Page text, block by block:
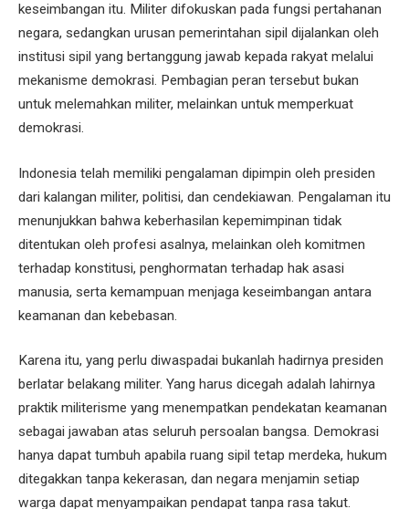
keseimbangan itu. Militer difokuskan pada fungsi pertahanan
negara, sedangkan urusan pemerintahan sipil dijalankan oleh
institusi sipil yang bertanggung jawab kepada rakyat melalui
mekanisme demokrasi. Pembagian peran tersebut bukan
untuk melemahkan militer, melainkan untuk memperkuat
demokrasi.
Indonesia telah memiliki pengalaman dipimpin oleh presiden
dari kalangan militer, politisi, dan cendekiawan. Pengalaman itu
menunjukkan bahwa keberhasilan kepemimpinan tidak
ditentukan oleh profesi asalnya, melainkan oleh komitmen
terhadap konstitusi, penghormatan terhadap hak asasi
manusia, serta kemampuan menjaga keseimbangan antara
keamanan dan kebebasan.
Karena itu, yang perlu diwaspadai bukanlah hadirnya presiden
berlatar belakang militer. Yang harus dicegah adalah lahirnya
praktik militerisme yang menempatkan pendekatan keamanan
sebagai jawaban atas seluruh persoalan bangsa. Demokrasi
hanya dapat tumbuh apabila ruang sipil tetap merdeka, hukum
ditegakkan tanpa kekerasan, dan negara menjamin setiap
warga dapat menyampaikan pendapat tanpa rasa takut.